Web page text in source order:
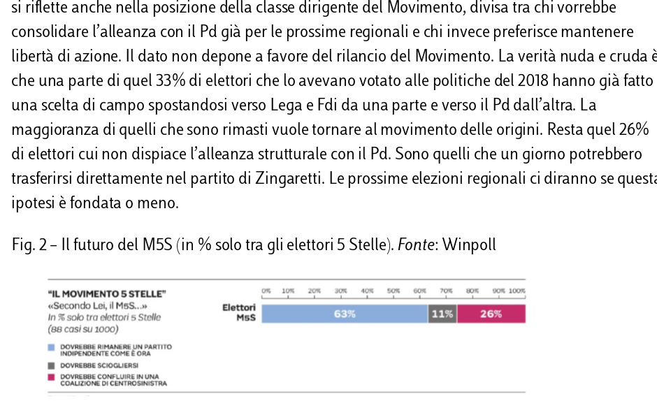
si riflette anche nella posizione della classe dirigente del Movimento, divisa tra chi vorrebbe
consolidare l’alleanza con il Pd già per le prossime regionali e chi invece preferisce mantenere
libertà di azione. Il dato non depone a favore del rilancio del Movimento. La verità nuda e cruda
che una parte di quel 33% di elettori che lo avevano votato alle politiche del 2018 hanno già fatto
una scelta di campo spostandosi verso Lega e Fdi da una parte e verso il Pd dall’altra. La
maggioranza di quelli che sono rimasti vuole tornare al movimento delle origini. Resta quel 26%
di elettori cui non dispiace l’alleanza strutturale con il Pd. Sono quelli che un giorno potrebbero
trasferirsi direttamente nel partito di Zingaretti. Le prossime elezioni regionali ci diranno se
ipotesi è fondata o meno.
Fig. 2 – Il futuro del M5S (in % solo tra gli elettori 5 Stelle). Fonte: Winpoll